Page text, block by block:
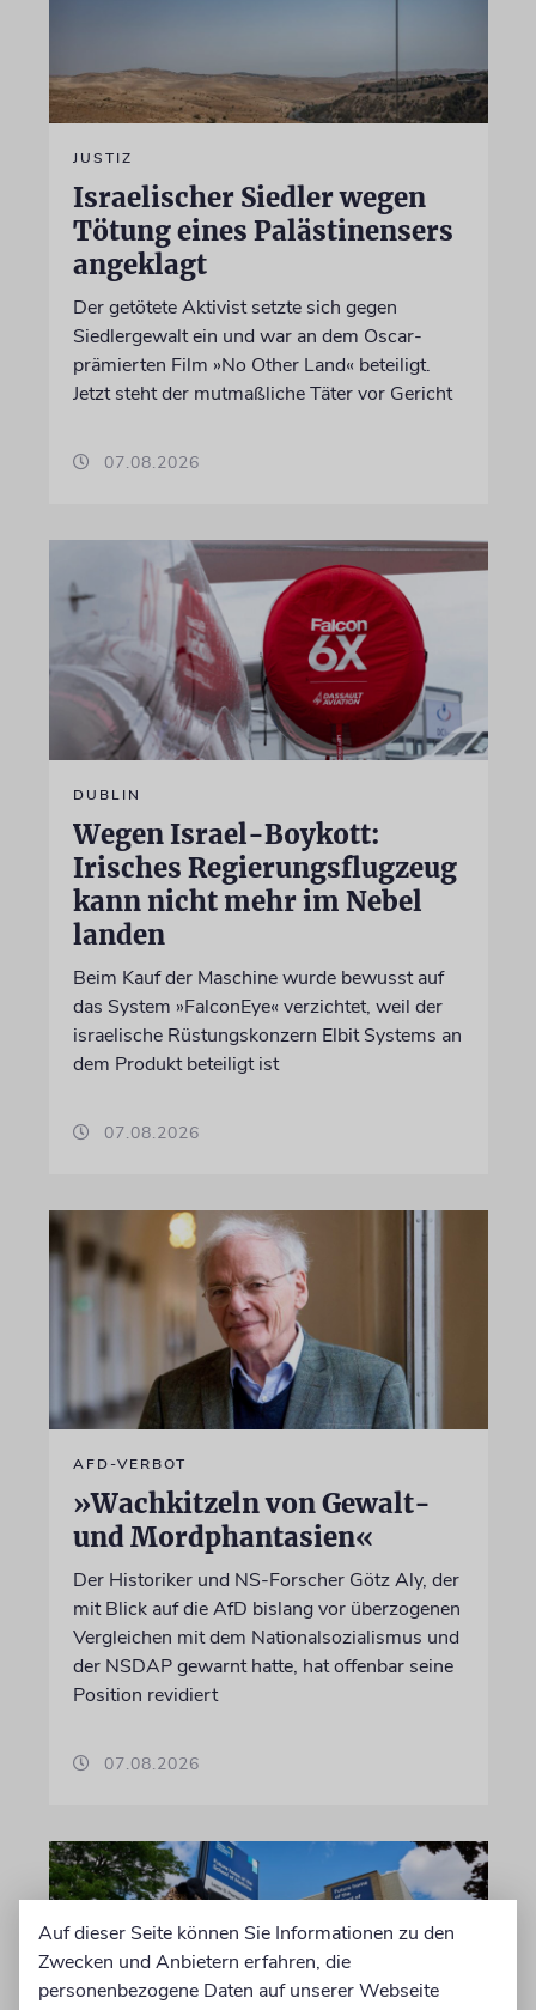
JUSTIZ
Israelischer Siedler wegen
Tötung eines Palästinensers
angeklagt
Der getötete Aktivist setzte sich gegen
Siedlergewalt ein und war an dem Oscar-
prämierten Film »No Other Land« beteiligt.
Jetzt steht der mutmaßliche Täter vor Gericht
07.08.2026
DUBLIN
Wegen Israel-Boykott:
Irisches Regierungsflugzeug
kann nicht mehr im Nebel
landen
Beim Kauf der Maschine wurde bewusst auf
das System »FalconEye« verzichtet, weil der
israelische Rüstungskonzern Elbit Systems an
dem Produkt beteiligt ist
07.08.2026
AFD-VERBOT
»Wachkitzeln von Gewalt-
und Mordphantasien«
Der Historiker und NS-Forscher Götz Aly, der
mit Blick auf die AfD bislang vor überzogenen
Vergleichen mit dem Nationalsozialismus und
der NSDAP gewarnt hatte, hat offenbar seine
Position revidiert
07.08.2026
Auf dieser Seite können Sie Informationen zu den
Zwecken und Anbietern erfahren, die
personenbezogene Daten auf unserer Webseite